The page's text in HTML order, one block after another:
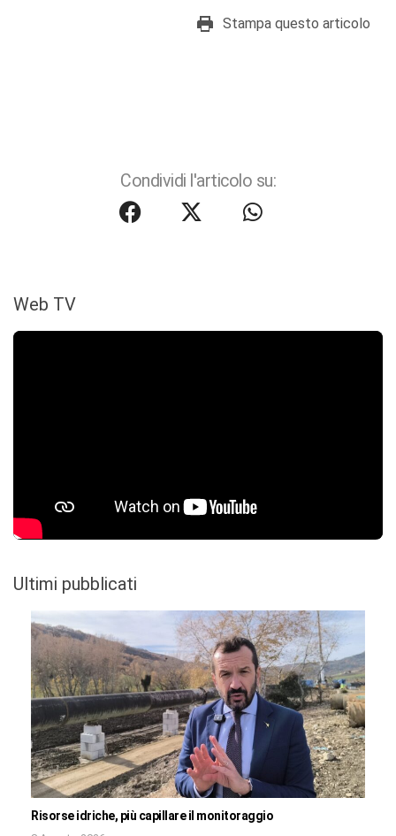
Stampa questo articolo
Condividi l'articolo su:
Web TV
Ultimi pubblicati
Risorse idriche, più capillare il monitoraggio